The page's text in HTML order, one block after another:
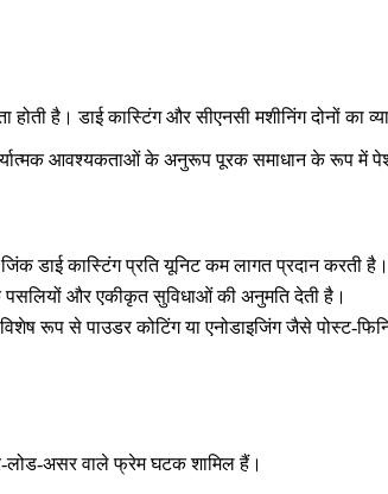
होती है।डाई कास्टिंगऔरसीएनसी मशीनिंगदोनों का
आवश्यकताओं के अनुरूप पूरक समाधान के रूप में पेश
जिंक डाई कास्टिंगप्रति यूनिट कम लागत प्रदान करती है।
पसलियों और एकीकृत सुविधाओं की अनुमति देती है।
विशेष रूप सेपाउडर कोटिंगयाएनोडाइजिंगजैसे पोस्ट-
लोड-असर वाले फ्रेम घटक शामिल हैं।